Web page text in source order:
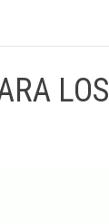
LOS